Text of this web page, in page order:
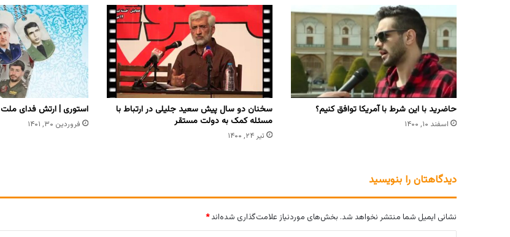
حاضرید با این شرط با آمریکا توافق کنیم؟
اسفند ۱۰, ۱۴۰۰
سخنان دو سال پیش سعید جلیلی در ارتباط با
مسئله کمک به دولت مستقر
تیر ۲۴, ۱۴۰۰
استوری | ارتش فدای ملت
فروردین ۳۰, ۱۴۰۱
دیدگاهتان را بنویسید
نشانی ایمیل شما منتشر نخواهد شد. بخش‌های موردنیاز علامت‌گذاری شده‌اند*